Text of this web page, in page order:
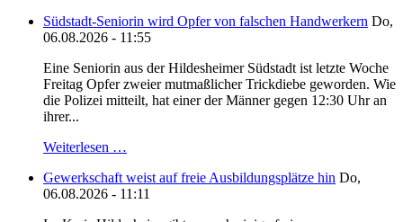
Südstadt-Seniorin wird Opfer von falschen Handwerkern Do,
06.08.2026 - 11:55
Eine Seniorin aus der Hildesheimer Südstadt ist letzte Woche
Freitag Opfer zweier mutmaßlicher Trickdiebe geworden. Wie
die Polizei mitteilt, hat einer der Männer gegen 12:30 Uhr an
ihrer...
Weiterlesen …
Gewerkschaft weist auf freie Ausbildungsplätze hin Do,
06.08.2026 - 11:11